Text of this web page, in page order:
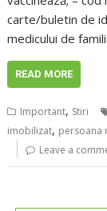
carte/buletin de
medicului de
READ MORE
Important, Stiri
imobilizat, persoana
Leave a